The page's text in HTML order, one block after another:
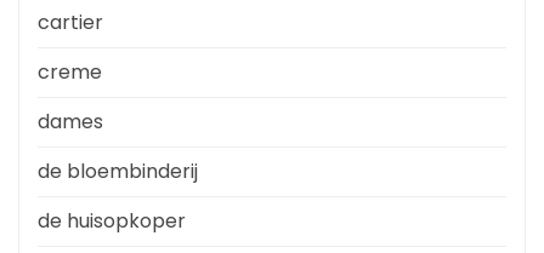
cartier
creme
dames
de bloembinderij
de huisopkoper